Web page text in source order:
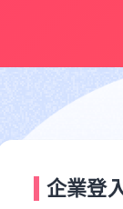
企業登